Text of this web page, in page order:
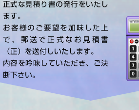
正式な見積り書の発行をいたし
ます。
お客様のご要望を加味した上
で、郵送で正式なお見積書
（正）を送付しいたします。
内容を吟味していただき、ご決
断下さい。